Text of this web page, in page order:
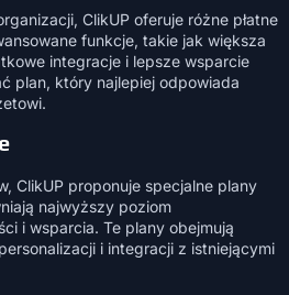
ClikUP oferuje różne płatne
funkcje, takie jak większa
integracje i lepsze wsparcie
plan, który najlepiej odpowiada
ClikUP proponuje specjalne plany
najwyższy poziom
i wsparcia. Te plany obejmują
i integracji z istniejącymi